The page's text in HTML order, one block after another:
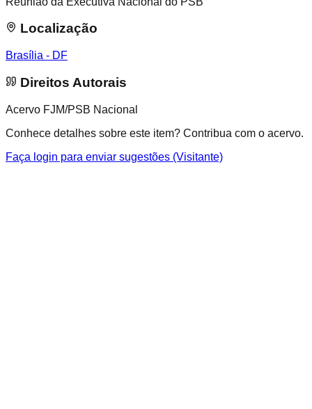
Localização
Brasília - DF
Direitos Autorais
Acervo FJM/PSB Nacional
Conhece detalhes sobre este item? Contribua com o acervo.
Faça login para enviar sugestões (Visitante)